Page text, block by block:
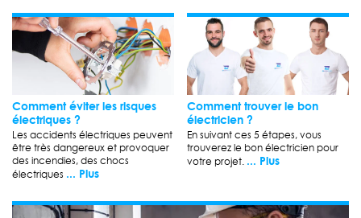
Comment éviter les risques
électriques ?
Les accidents électriques peuvent
être très dangereux et provoquer
des incendies, des chocs
électriques ... Plus
Comment trouver le bon
électricien ?
En suivant ces 5 étapes, vous
trouverez le bon électricien pour
votre projet. ... Plus